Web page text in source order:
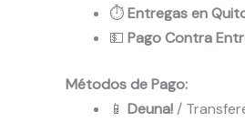
⏱️Entregas en
💵 Pago Contra
Métodos de Pago:
📱 Deuna! /